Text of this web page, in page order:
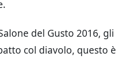
del Gusto 2016, gli
col diavolo, questo è